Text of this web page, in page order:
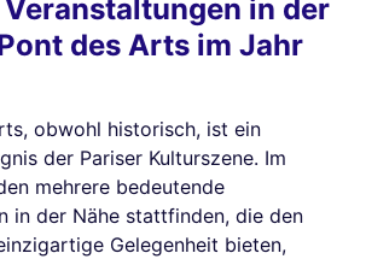
in der
des Arts im Jahr
obwohl historisch, ist ein
der Pariser Kulturszene. Im
mehrere bedeutende
in der Nähe stattfinden, die den
Gelegenheit bieten,